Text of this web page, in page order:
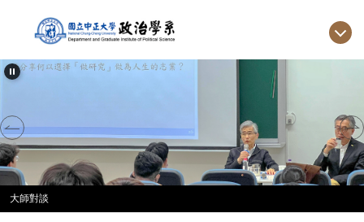
要
區
大師對談